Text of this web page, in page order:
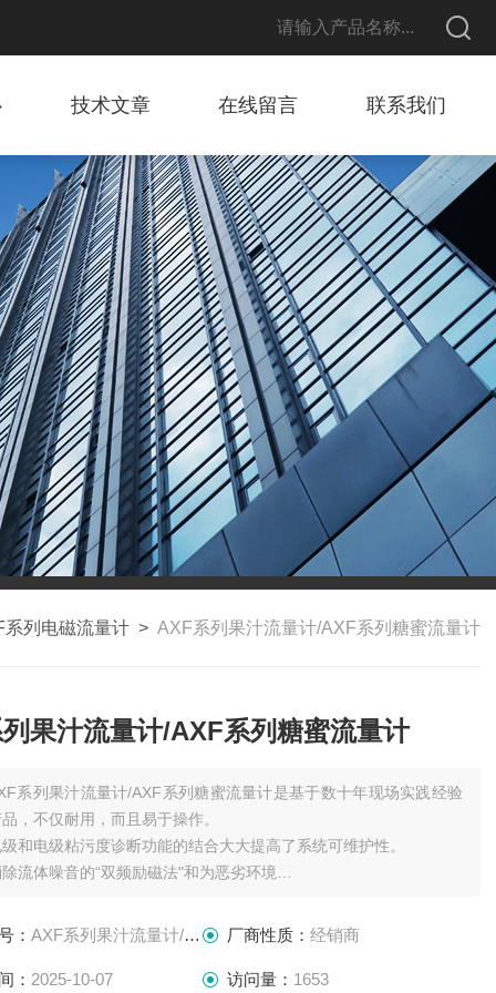
技术文章 在线留言 联系我们
系列电磁流量计 > AXF系列果汁流量计/AXF系列糖蜜流量计
果汁流量计/AXF系列糖蜜流量计
系列果汁流量计/AXF系列糖蜜流量计是基于数十年现场实践经验
，不仅耐用，而且易于操作。
和电级粘污度诊断功能的结合大大提高了系统可维护性。
流体噪音的“双频励磁法"和为恶劣环境
：AXF系列果汁流量计/AXF系列糖蜜流量计 厂商性质： 经销商
： 2025-10-07 访问量： 1653